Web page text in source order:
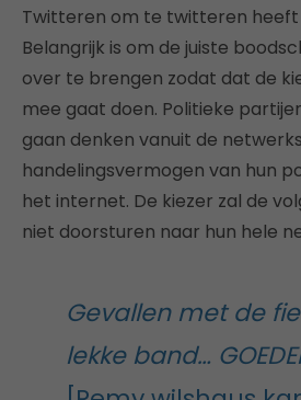
Twitteren om te twitteren heeft
Belangrijk is om de juiste
over te brengen zodat dat de
mee gaat doen. Politieke
gaan denken vanuit de
handelingsvermogen van hun
het internet. De kiezer zal de
niet doorsturen naar hun hele
Gevallen met de
lekke band…